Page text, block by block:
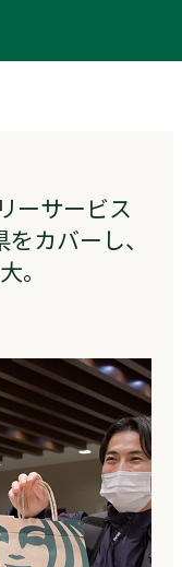
ーサービス
カバーし、
。